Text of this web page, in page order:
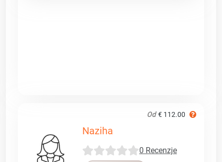
Od € 112.00
Naziha
0 Recenzje